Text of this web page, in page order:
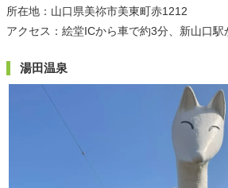
所在地：山口県美祢市美東町赤1212
アクセス：絵堂ICから車で約3分、新山口
湯田温泉